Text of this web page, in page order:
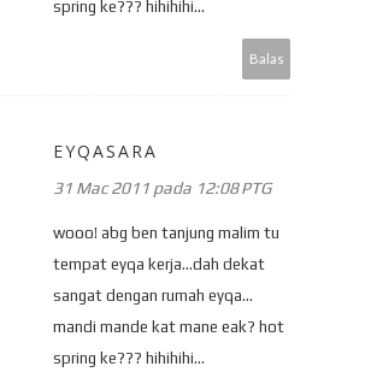
spring ke??? hihihihi...
Balas
EYQASARA
31 Mac 2011 pada 12:08 PTG
wooo! abg ben tanjung malim tu
tempat eyqa kerja...dah dekat
sangat dengan rumah eyqa...
mandi mande kat mane eak? hot
spring ke??? hihihihi...